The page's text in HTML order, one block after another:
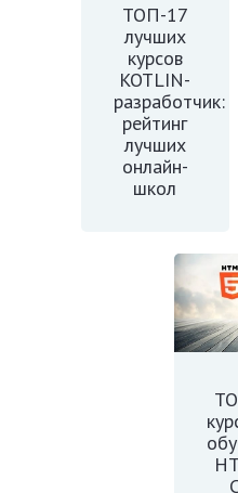
ТОП-17
лучших
курсов
KOTLIN-
разработчик:
рейтинг
лучших
онлайн-
школ